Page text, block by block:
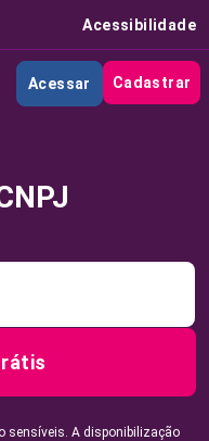
Acessibilidade
Acessar Cadastrar
sensíveis. A disponibilização